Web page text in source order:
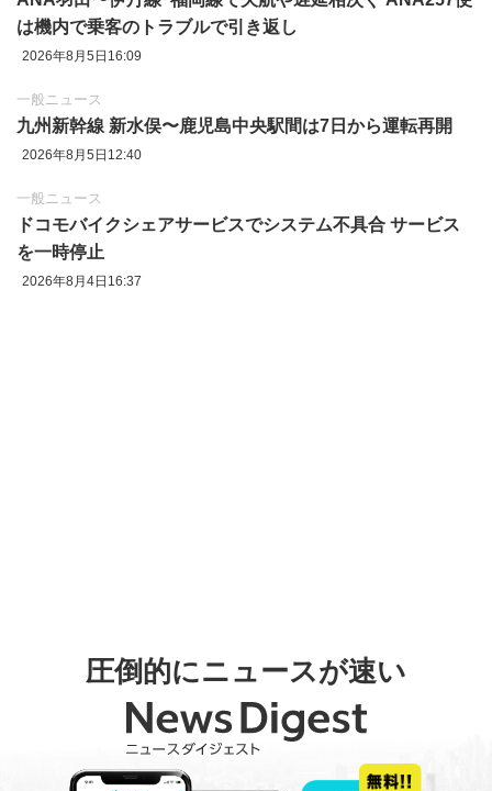
は機内で乗客のトラブルで引き返し
2026年8月5日16:09
一般ニュース
九州新幹線 新水俣〜鹿児島中央駅間は7日から運転再開
2026年8月5日12:40
一般ニュース
ドコモバイクシェアサービスでシステム不具合 サービス
を一時停止
2026年8月4日16:37
圧倒的にニュースが速い